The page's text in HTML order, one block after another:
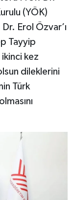
(YÖK)
Erol Özvar’ı
Tayyip
kez
dileklerini
Türk